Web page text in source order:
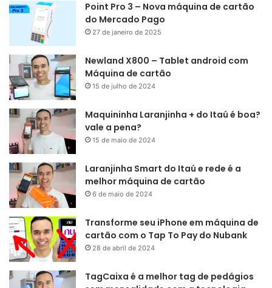
Point Pro 3 – Nova máquina de cartão
do Mercado Pago
27 de janeiro de 2025
Newland X800 – Tablet android com
Máquina de cartão
15 de julho de 2024
Maquininha Laranjinha + do Itaú é boa?
vale a pena?
15 de maio de 2024
Laranjinha Smart do Itaú e rede é a
melhor máquina de cartão
6 de maio de 2024
Transforme seu iPhone em máquina de
cartão com o Tap To Pay do Nubank
28 de abril de 2024
TagCaixa é a melhor tag de pedágios